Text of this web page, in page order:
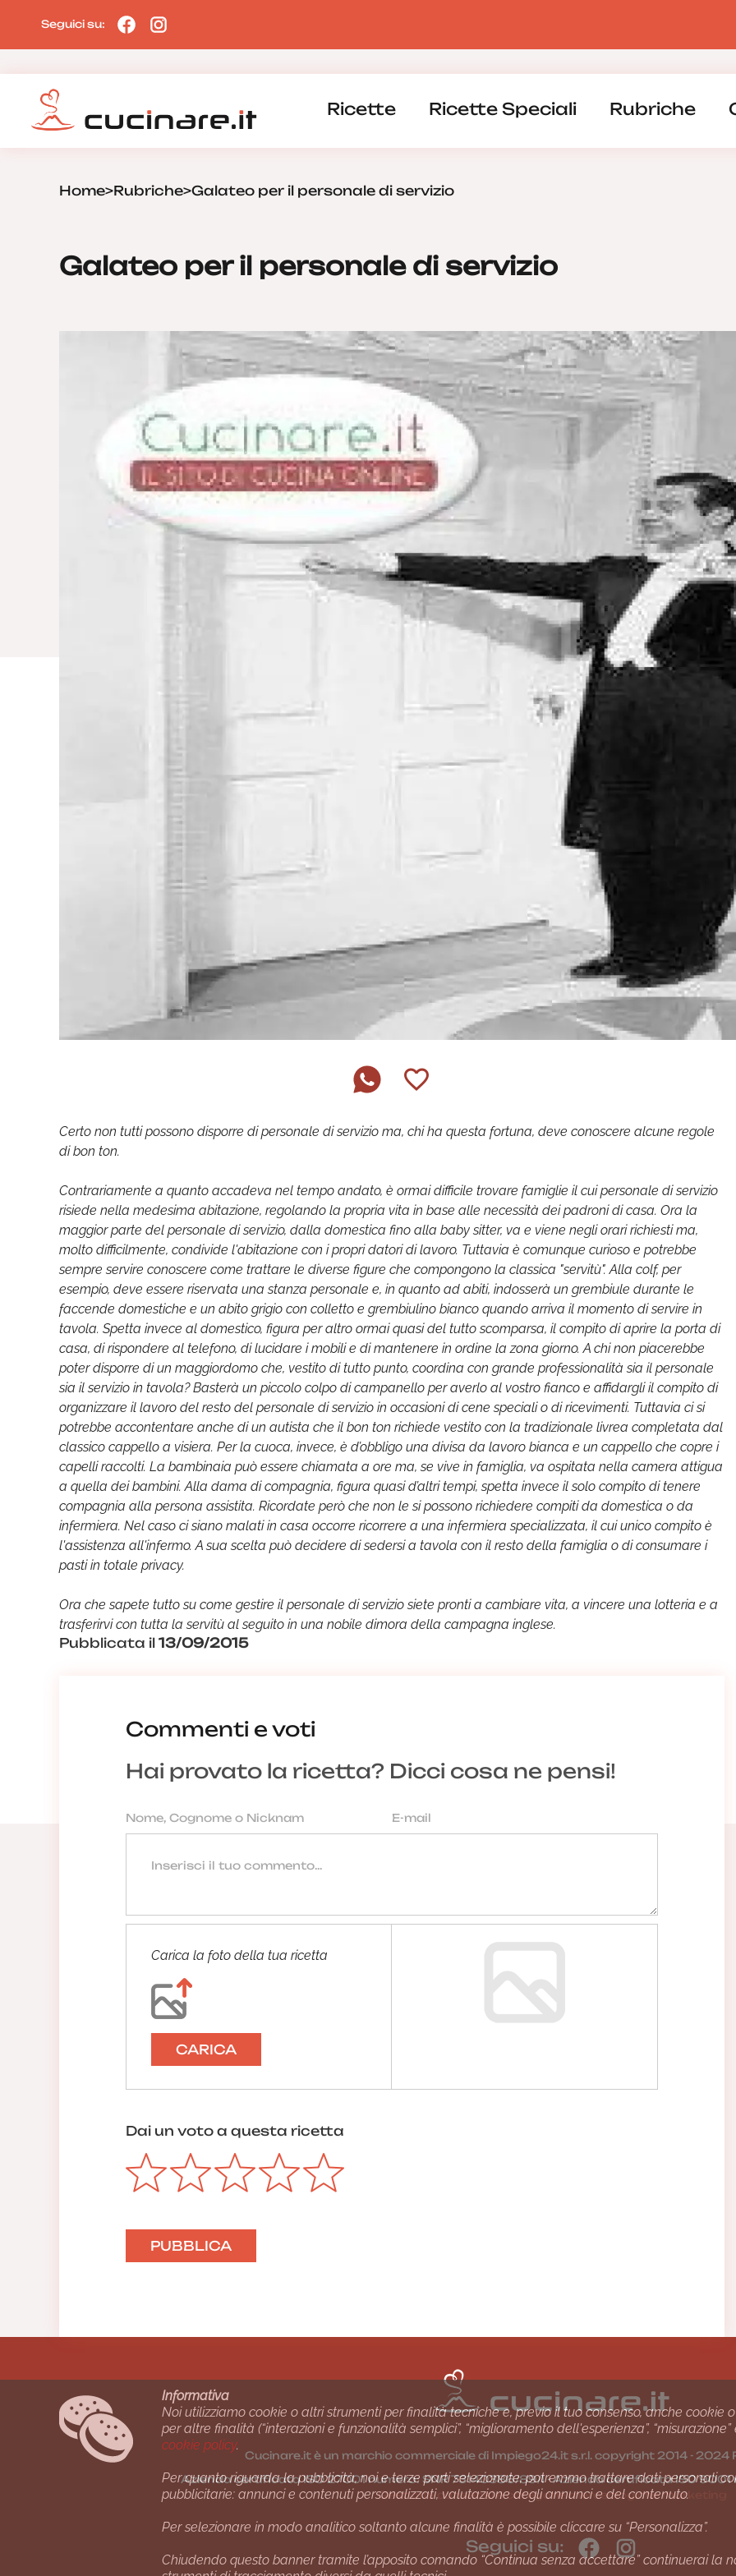
Seguici su:
Ricette Ricette Speciali Rubriche
Home>Rubriche>Galateo per il personale di servizio
Galateo per il personale di servizio
Certo non tutti possono disporre di personale di servizio ma, chi ha questa fortuna, deve conoscere alcune regole
di bon ton.
Contrariamente a quanto accadeva nel tempo andato, è ormai difficile trovare famiglie il cui personale di servizio
risiede nella medesima abitazione, regolando la propria vita in base alle necessità dei padroni di casa. Ora la
maggior parte del personale di servizio, dalla domestica fino alla baby sitter, va e viene negli orari richiesti ma,
molto difficilmente, condivide l'abitazione con i propri datori di lavoro. Tuttavia è comunque curioso e potrebbe
sempre servire conoscere come trattare le diverse figure che compongono la classica "servitù". Alla colf, per
esempio, deve essere riservata una stanza personale e, in quanto ad abiti, indosserà un grembiule durante le
faccende domestiche e un abito grigio con colletto e grembiulino bianco quando arriva il momento di servire in
tavola. Spetta invece al domestico, figura per altro ormai quasi del tutto scomparsa, il compito di aprire la porta di
casa, di rispondere al telefono, di lucidare i mobili e di mantenere in ordine la zona giorno. A chi non piacerebbe
poter disporre di un maggiordomo che, vestito di tutto punto, coordina con grande professionalità sia il personale
sia il servizio in tavola? Basterà un piccolo colpo di campanello per averlo al vostro fianco e affidargli il compito di
organizzare il lavoro del resto del personale di servizio in occasioni di cene speciali o di ricevimenti. Tuttavia ci si
potrebbe accontentare anche di un autista che il bon ton richiede vestito con la tradizionale livrea completata dal
classico cappello a visiera. Per la cuoca, invece, è d’obbligo una divisa da lavoro bianca e un cappello che copre i
capelli raccolti. La bambinaia può essere chiamata a ore ma, se vive in famiglia, va ospitata nella camera attigua
a quella dei bambini. Alla dama di compagnia, figura quasi d’altri tempi, spetta invece il solo compito di tenere
compagnia alla persona assistita. Ricordate però che non le si possono richiedere compiti da domestica o da
infermiera. Nel caso ci siano malati in casa occorre ricorrere a una infermiera specializzata, il cui unico compito è
l'assistenza all'infermo. A sua scelta può decidere di sedersi a tavola con il resto della famiglia o di consumare i
pasti in totale privacy.
Ora che sapete tutto su come gestire il personale di servizio siete pronti a cambiare vita, a vincere una lotteria e a
trasferirvi con tutta la servitù al seguito in una nobile dimora della campagna inglese.
Pubblicata il 13/09/2015
Commenti e voti
Hai provato la ricetta? Dicci cosa ne pensi!
Carica la foto della tua ricetta
CARICA
Dai un voto a questa ricetta
Cucinare.it è un marchio commerciale di Impiego24.it s.r.l. copyright 2014 - 2024
Azienda certiﬁcata ISO 27001 numero: SNR 73140386/89/I - Azienda certiﬁcata ISO
Gestione consensi e categorie merceologiche marketing
Seguici su:
Informativa
Noi utilizziamo cookie o altri strumenti per finalità tecniche e, previo il tuo consenso, anche cookie
per altre finalità (“interazioni e funzionalità semplici”, “miglioramento dell'esperienza”,
cookie policy.
Per quanto riguarda la pubblicità, noi e terze parti selezionate, potremmo trattare dati personali
pubblicitarie: annunci e contenuti personalizzati, valutazione degli annunci e del contenuto.
Per selezionare in modo analitico soltanto alcune finalità è possibile cliccare su “Personalizza”.
Chiudendo questo banner tramite l’apposito comando “Continua senza accettare” continuerai la